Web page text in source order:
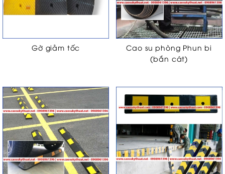
Gờ giảm tốc
Cao su phòng Phun bi
(bắn cát)